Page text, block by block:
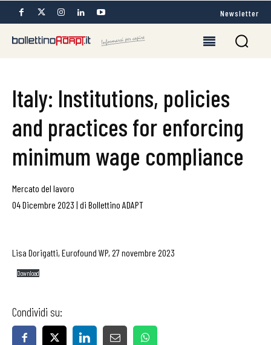
Newsletter
Italy: Institutions, policies
and practices for enforcing
minimum wage compliance
Mercato del lavoro
04 Dicembre 2023 | di Bollettino ADAPT
Lisa Dorigatti, Eurofound WP, 27 novembre 2023
Download
Condividi su: